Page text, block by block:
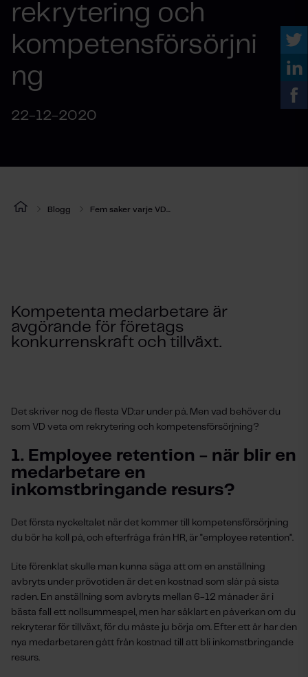
rekrytering och
kompetensförsörjni
ng
22-12-2020
Blogg Fem saker varje VD...
Kompetenta medarbetare är
avgörande för företags
konkurrenskraft och tillväxt.
Det skriver nog de flesta VD:ar under på. Men vad behöver du
som VD veta om rekrytering och kompetensförsörjning?
1. Employee retention - när blir en
medarbetare en
inkomstbringande resurs?
Det första nyckeltalet när det kommer till kompetensförsörjning
du bör ha koll på, och efterfråga från HR, är "employee retention”.
Lite förenklat skulle man kunna säga att om en anställning
avbryts under prövotiden är det en kostnad som slår på sista
raden. En anställning som avbryts mellan 6-12 månader är i
bästa fall ett nollsummespel, men har såklart en påverkan om du
rekryterar för tillväxt, för du måste ju börja om. Efter ett år har den
nya medarbetaren gått från kostnad till att bli inkomstbringande
resurs.